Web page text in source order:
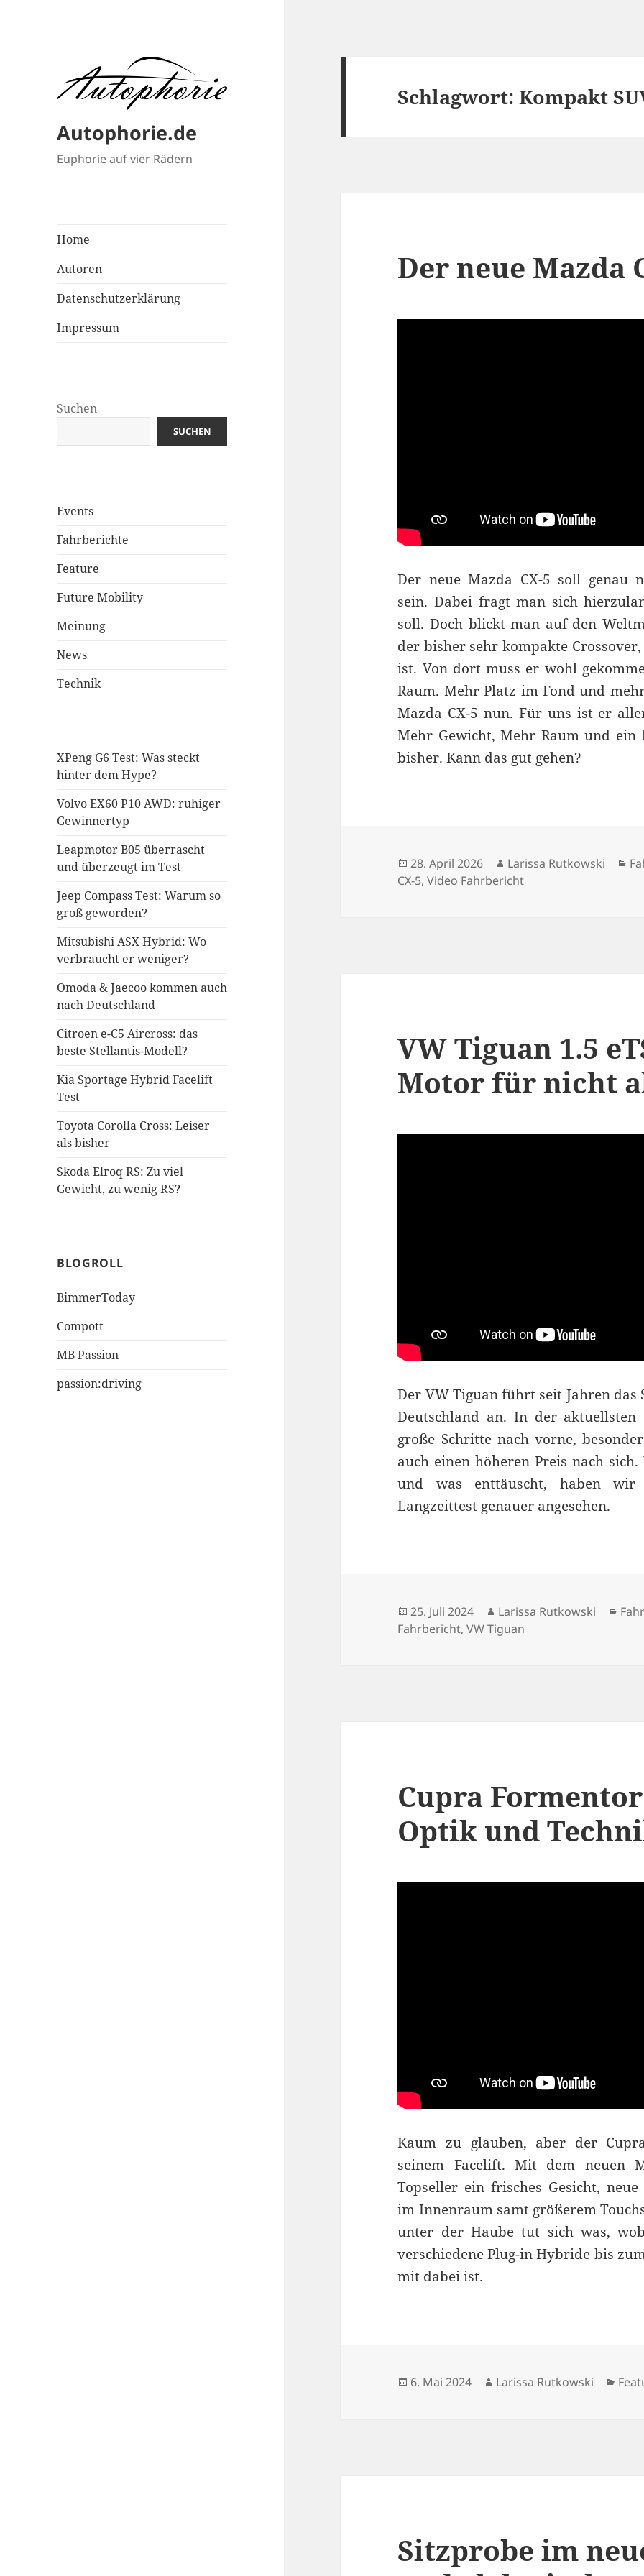
Autophorie.de
Euphorie auf vier Rädern
Home
Autoren
Datenschutzerklärung
Impressum
Suchen
SUCHEN
Events
Fahrberichte
Feature
Future Mobility
Meinung
News
Technik
XPeng G6 Test: Was steckt
hinter dem Hype?
Volvo EX60 P10 AWD: ruhiger
Gewinnertyp
Leapmotor B05 überrascht
und überzeugt im Test
Jeep Compass Test: Warum so
groß geworden?
Mitsubishi ASX Hybrid: Wo
verbraucht er weniger?
Omoda & Jaecoo kommen auch
nach Deutschland
Citroen e-C5 Aircross: das
beste Stellantis-Modell?
Kia Sportage Hybrid Facelift
Test
Toyota Corolla Cross: Leiser
als bisher
Skoda Elroq RS: Zu viel
Gewicht, zu wenig RS?
BLOGROLL
BimmerToday
Compott
MB Passion
passion:driving
Schlagwort:Kompakt
Der neue Mazda
Der neue Mazda CX-5 soll genau
sein. Dabei fragt man sich
soll. Doch blickt man auf den
der bisher sehr kompakte
ist. Von dort muss er wohl
Raum. Mehr Platz im Fond und
Mazda CX-5 nun. Für uns ist er
Mehr Gewicht, Mehr Raum und ein
bisher. Kann das gut gehen?
Veröffentlicht
am
28. April 2026 Autor
Larissa Rutkowski
CX-5,Video Fahrbericht
VW Tiguan 1.5
Motor für nicht
Der VW Tiguan führt seit Jahren das
Deutschland an. In der
große Schritte nach vorne,
auch einen höheren Preis nach
und was enttäuscht, haben
Langzeittest genauer angesehen.
Veröffentlicht
am
25. Juli 2024 Autor
Larissa Rutkowski
Fahrbericht,VW Tiguan
Cupra
Optik und
Kaum zu glauben, aber der
seinem Facelift. Mit dem neuen
Topseller ein frisches Gesicht,
im Innenraum samt größerem
unter der Haube tut sich was,
verschiedene Plug-in Hybride bis
mit dabei ist.
Veröffentlicht
6. Mai 2024 Autor
Larissa Rutkowski
Sitzprobe im